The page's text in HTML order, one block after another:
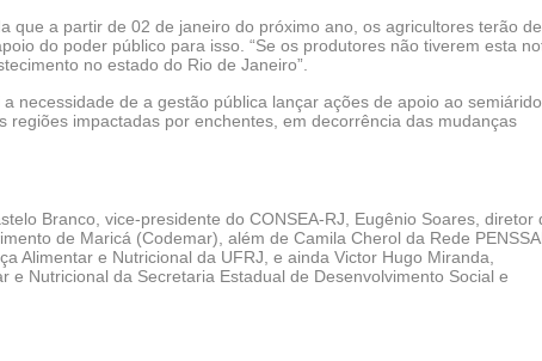
que a partir de 02 de janeiro do próximo ano, os agricultores terão de
do poder público para isso. “Se os produtores não tiverem esta
no estado do Rio de Janeiro”.
necessidade de a gestão pública lançar ações de apoio ao
regiões impactadas por enchentes, em decorrência das mudanças
Branco, vice-presidente do CONSEA-RJ, Eugênio Soares, diretor
de Maricá (Codemar), além de Camila Cherol da Rede
Alimentar e Nutricional da UFRJ, e ainda Victor Hugo Miranda,
e Nutricional da Secretaria Estadual de Desenvolvimento Social e